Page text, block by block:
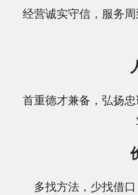
经营诚实守信，服务
首重德才兼备，弘扬
多找方法，少找借口